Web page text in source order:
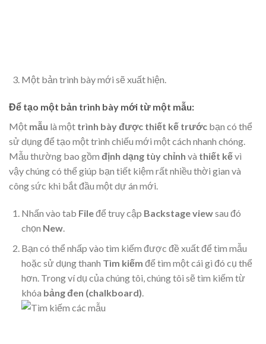
Một bản trình bày mới sẽ xuất hiện.
Để tạo một bản trình bày mới từ một mẫu:
Một mẫu là một trình bày được thiết kế trước bạn có thể
sử dụng để tạo một trình chiếu mới một cách nhanh chóng.
Mẫu thường bao gồm định dạng tùy chỉnh và thiết kếvì
vậy chúng có thể giúp bạn tiết kiệm rất nhiều thời gian và
công sức khi bắt đầu một dự án mới.
Nhấn vào tab Fileđể truy cập Backstage viewsau đó
chọn New.
Bạn có thể nhấp vào tìm kiếm được đề xuất để tìm mẫu
hoặc sử dụng thanh Tìm kiếm để tìm một cái gì đó cụ thể
hơn. Trong ví dụ của chúng tôi, chúng tôi sẽ tìm kiếm từ
khóa bảng đen (chalkboard).